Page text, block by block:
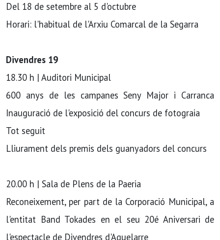
Del 18 de setembre al 5 d'octubre
Horari: l'habitual de l'Arxiu Comarcal de la Segarra
Divendres 19
18.30 h | Auditori Municipal
600 anys de les campanes Seny Major i Carranca
Inauguració de l'exposició del concurs de fotograia
Tot seguit
Lliurament dels premis dels guanyadors del concurs
20.00 h | Sala de Plens de la Paeria
Reconeixement, per part de la Corporació Municipal, a
l'entitat Band Tokades en el seu 20é Aniversari de
l'espectacle de Divendres d'Aquelarre